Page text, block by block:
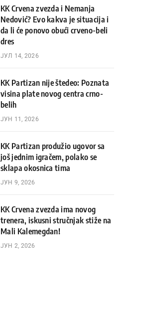
KK Crvena zvezda i Nemanja
Nedović? Evo kakva je situacija i
da li će ponovo obući crveno-beli
dres
ЈУЛ 14, 2026
KK Partizan nije štedeo: Poznata
visina plate novog centra crno-
belih
ЈУН 11, 2026
KK Partizan produžio ugovor sa
još jednim igračem, polako se
sklapa okosnica tima
ЈУН 9, 2026
KK Crvena zvezda ima novog
trenera, iskusni stručnjak stiže na
Mali Kalemegdan!
ЈУН 2, 2026